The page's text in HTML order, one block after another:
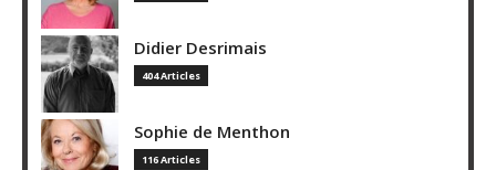
Didier Desrimais
404 Articles
Sophie de Menthon
116 Articles